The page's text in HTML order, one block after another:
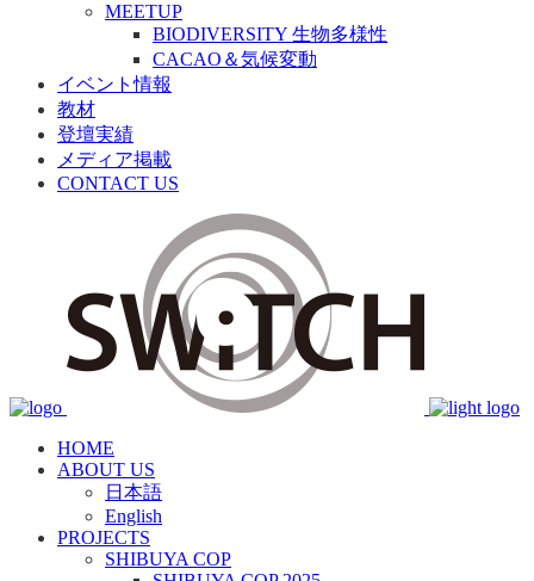
MEETUP
BIODIVERSITY 生物多様性
CACAO＆気候変動
イベント情報
教材
登壇実績
メディア掲載
CONTACT US
HOME
ABOUT US
日本語
English
PROJECTS
SHIBUYA COP